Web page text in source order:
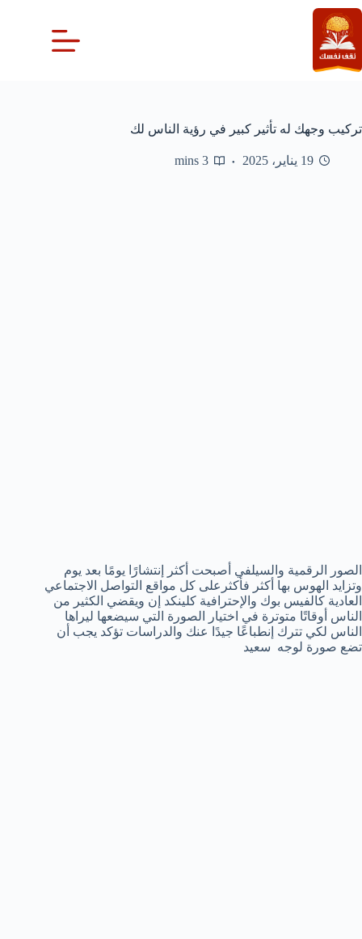
التجاوز
إلى
المحتوى
تركيب وجهك له تأثير كبير في رؤية الناس لك
19 يناير، 2025 3 mins
الصور الرقمية والسيلفي أصبحت أكثر إنتشارًا يومًا بعد يوم
وتزايد الهوس بها أكثر فأكثرعلى كل مواقع التواصل الاجتماعي
العادية كالفيس بوك والإحترافية كلينكد إن ويقضي الكثير من
الناس أوقاتًا متوترة في اختيار الصورة التي سيضعها ليراها
الناس لكي تترك إنطباعًا جيدًا عنك والدراسات تؤكد يجب أن
تضع صورة لوجه سعيد